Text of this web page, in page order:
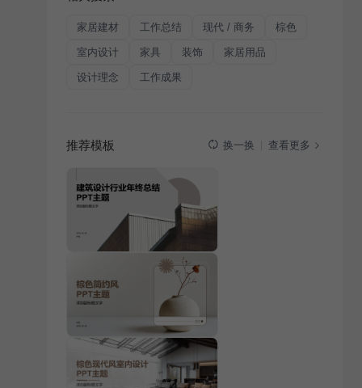
家居建材 工作总结 现代 / 商务 棕色
室内设计 家具 装饰 家居用品
设计理念 工作成果
推荐模板 换一换 查看更多